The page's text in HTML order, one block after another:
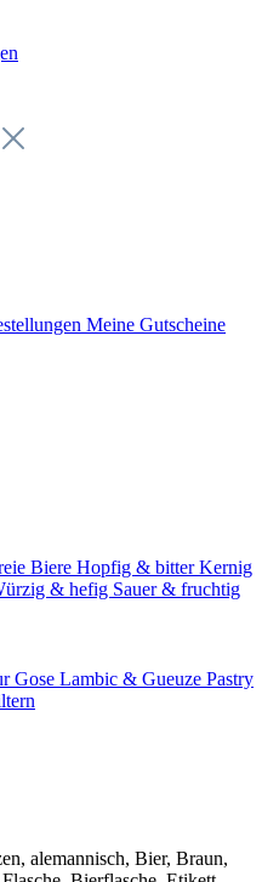
Meine Gutscheine
Biere Hopfig & bitterKernig
& hefig Sauer & fruchtig
Gose Lambic & Gueuze Pastry